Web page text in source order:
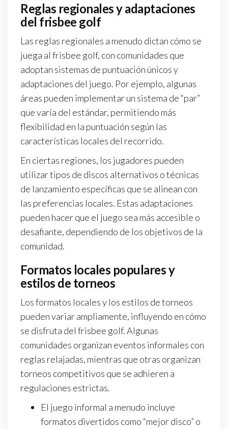
Reglas regionales y adaptaciones
del frisbee golf
Las reglas regionales a menudo dictan cómo se
juega al frisbee golf, con comunidades que
adoptan sistemas de puntuación únicos y
adaptaciones del juego. Por ejemplo, algunas
áreas pueden implementar un sistema de “par”
que varía del estándar, permitiendo más
flexibilidad en la puntuación según las
características locales del recorrido.
En ciertas regiones, los jugadores pueden
utilizar tipos de discos alternativos o técnicas
de lanzamiento específicas que se alinean con
las preferencias locales. Estas adaptaciones
pueden hacer que el juego sea más accesible o
desafiante, dependiendo de los objetivos de la
comunidad.
Formatos locales populares y
estilos de torneos
Los formatos locales y los estilos de torneos
pueden variar ampliamente, influyendo en cómo
se disfruta del frisbee golf. Algunas
comunidades organizan eventos informales con
reglas relajadas, mientras que otras organizan
torneos competitivos que se adhieren a
regulaciones estrictas.
El juego informal a menudo incluye
formatos divertidos como “mejor disco” o